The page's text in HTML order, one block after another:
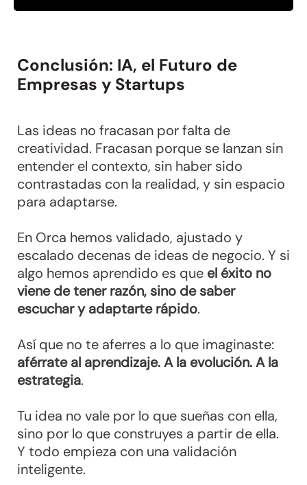
Conclusión: IA, el Futuro de
Empresas y Startups
Las ideas no fracasan por falta de
creatividad. Fracasan porque se lanzan sin
entender el contexto, sin haber sido
contrastadas con la realidad, y sin espacio
para adaptarse.
En Orca hemos validado, ajustado y
escalado decenas de ideas de negocio. Y si
algo hemos aprendido es que el éxito no
viene de tener razón, sino de saber
escuchar y adaptarte rápido.
Así que no te aferres a lo que imaginaste:
aférrate al aprendizaje. A la evolución. A la
estrategia.
Tu idea no vale por lo que sueñas con ella,
sino por lo que construyes a partir de ella.
Y todo empieza con una validación
inteligente.